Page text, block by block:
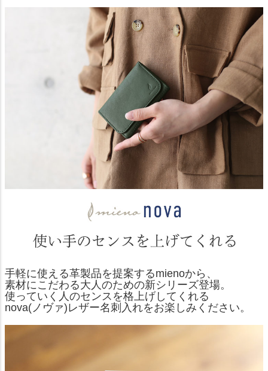
手軽に使える革製品を提案するmienoから、
素材にこだわる大人のための新シリーズ登場。
使っていく人のセンスを格上げしてくれる
nova(ノヴァ)レザー名刺入れをお楽しみください。